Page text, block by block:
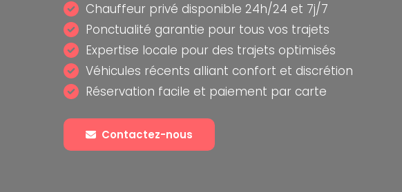
Chauffeur privé disponible 24h/24 et 7j/7
Ponctualité garantie pour tous vos trajets
Expertise locale pour des trajets optimisés
Véhicules récents alliant confort et discrétion
Réservation facile et paiement par carte
Contactez-nous